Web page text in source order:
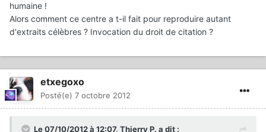
humaine !
Alors comment ce centre a t-il fait pour reproduire autant
d'extraits célèbres ? Invocation du droit de citation ?
etxegoxo
Posté(e) 7 octobre 2012
Le 07/10/2012 à 12:07, Thierry P. a dit :